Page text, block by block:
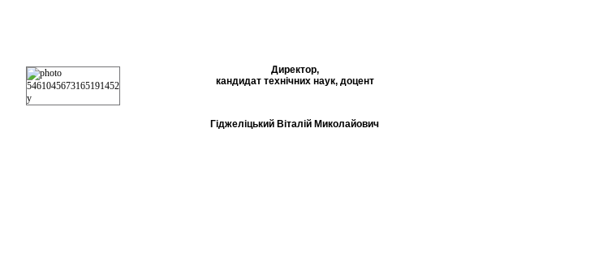
Директор,
кандидат технічних наук, доцент
Гіджеліцький Віталій Миколайович